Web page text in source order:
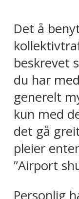
Det å
beskrevet
du har
generelt
kun med
det gå
pleier
”Airport
Personlig